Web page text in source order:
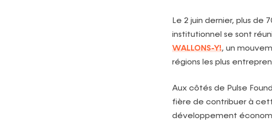
Le 2 juin dernier, plus
institutionnel se sont
WALLONS-Y!, un
régions les plus
Aux côtés de Pulse
fière de contribuer à
développement